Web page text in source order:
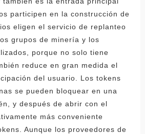
participen en la construcción de
eligen el servicio de replanteo
grupos de minería y los
porque no solo tiene
reduce en gran medida el
del usuario. Los tokens
se pueden bloquear en una
y después de abrir con el
más conveniente
Aunque los proveedores de